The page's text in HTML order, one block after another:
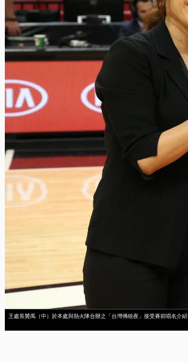
王處長贊禹（中）於本處與熱火隊合辦之「台灣傳統夜」接受賽前唱名介紹